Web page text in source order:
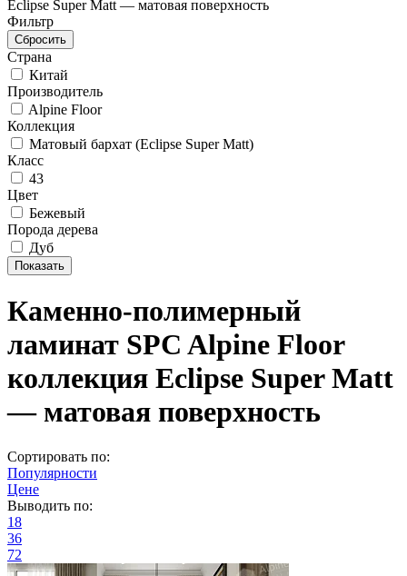
Eclipse Super Matt — матовая поверхность
Фильтр
Страна
Китай
Производитель
Alpine Floor
Коллекция
Матовый бархат (Eclipse Super Matt)
Класс
43
Цвет
Бежевый
Порода дерева
Дуб
Каменно-полимерный
ламинат SPC Alpine Floor
коллекция Eclipse Super Matt
— матовая поверхность
Сортировать по:
Популярности
Цене
Выводить по:
18
36
72